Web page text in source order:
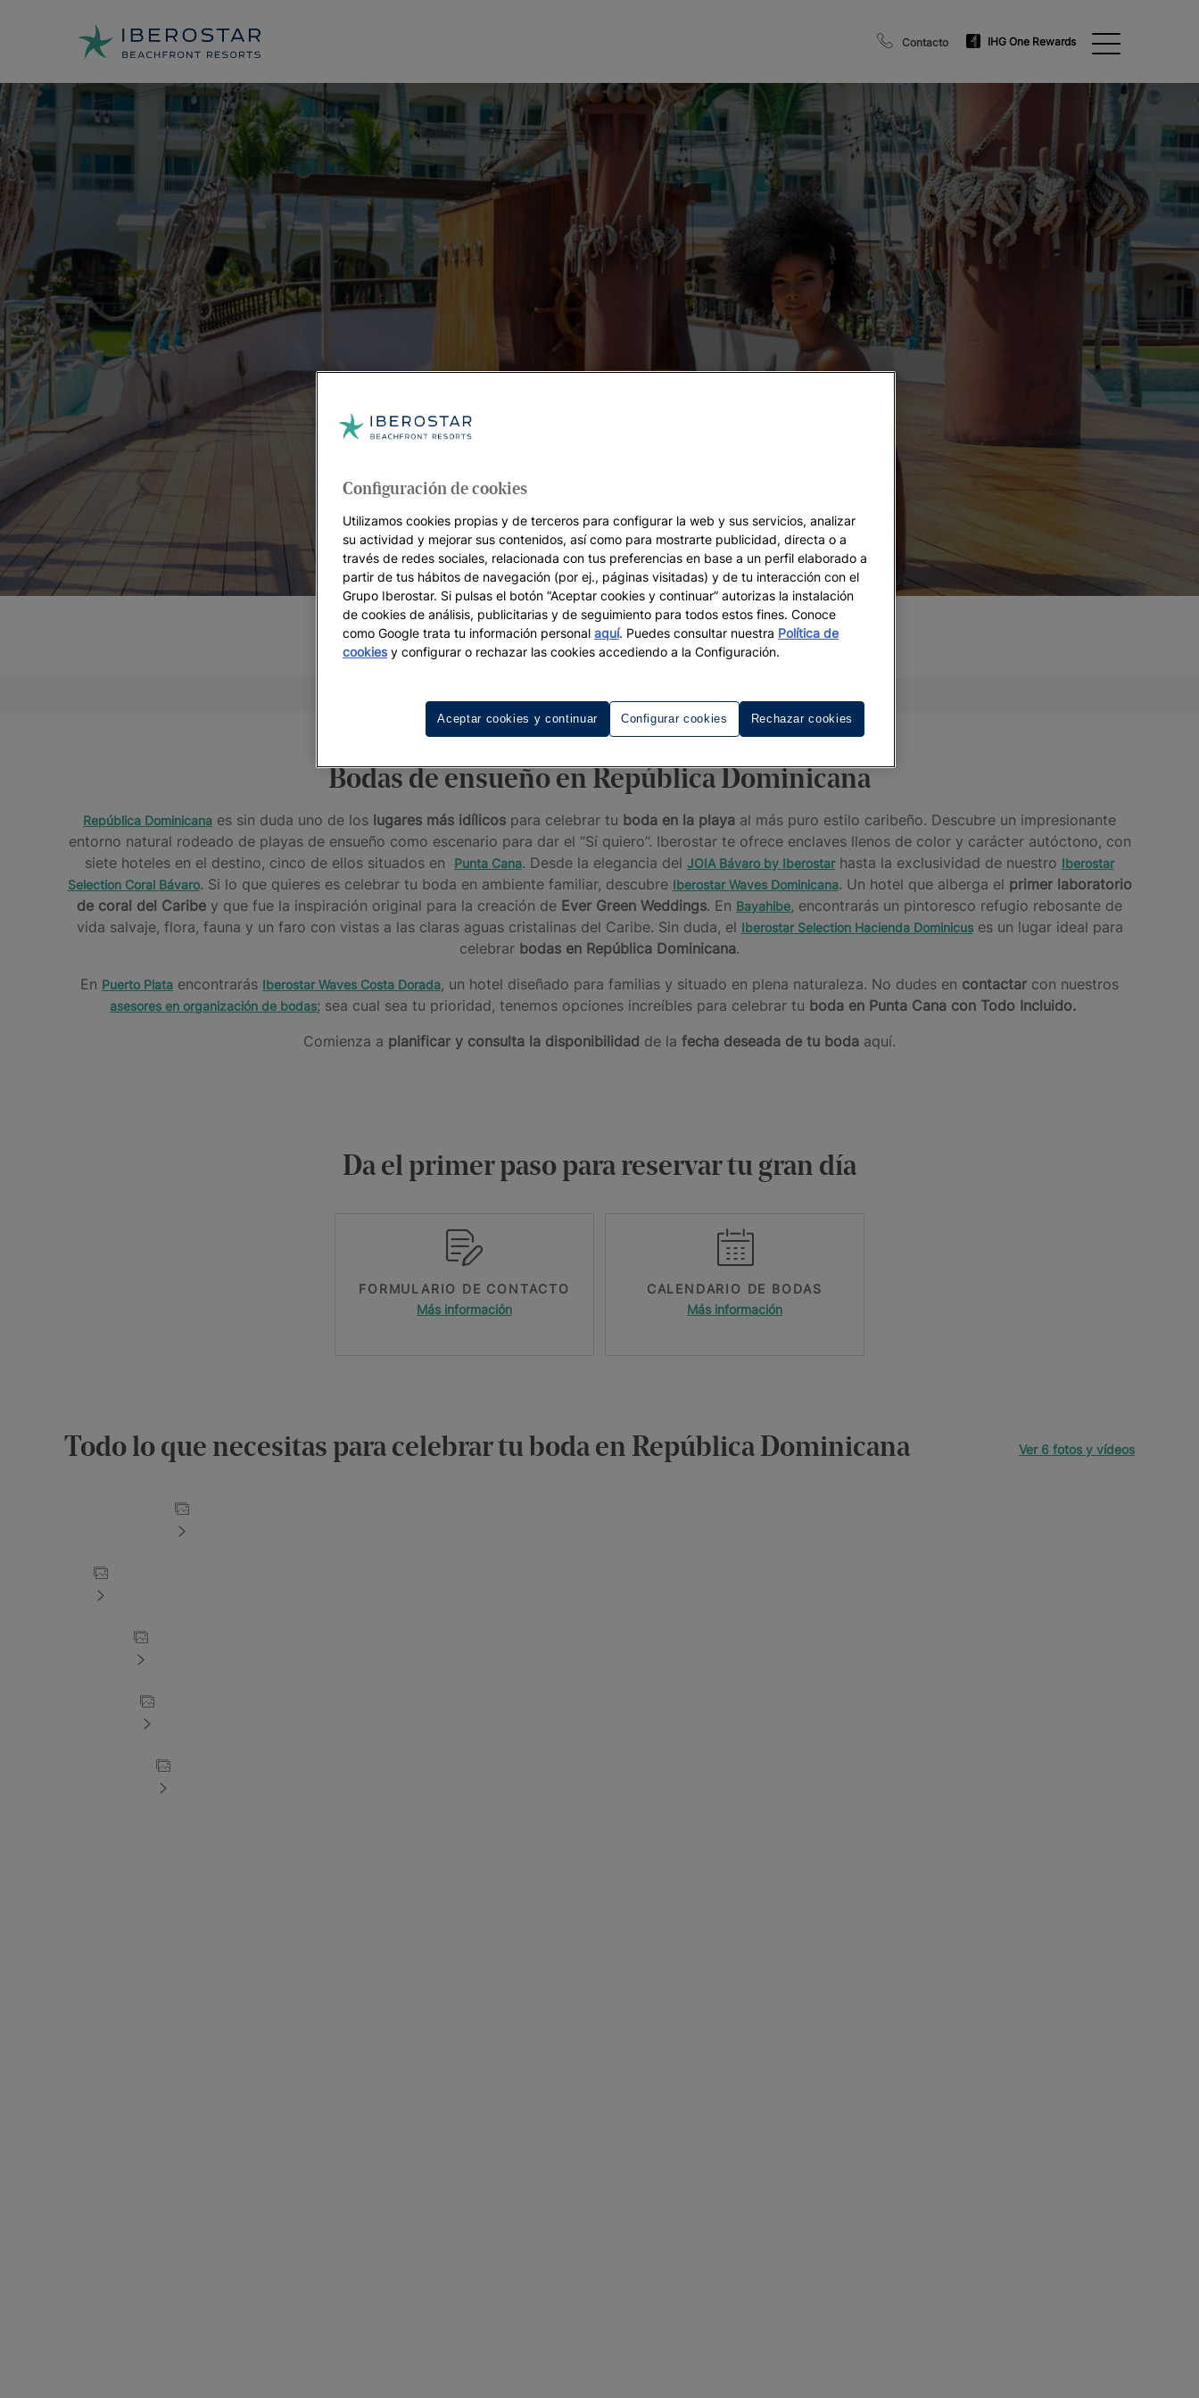
Contacto IHG One Rewards
Bodas de ensueño en República Dominicana
República Dominicana es sin duda uno de los lugares más idílicos para celebrar tu boda en la playa al más puro estilo caribeño. Descubre un impresionante
entorno natural rodeado de playas de ensueño como escenario para dar el “Sí quiero”. Iberostar te ofrece enclaves llenos de color y carácter autóctono, con
siete hoteles en el destino, cinco de ellos situados en
Punta Cana. Desde la elegancia del JOIA Bávaro by Iberostarhasta la exclusividad de nuestro Iberostar
Selection Coral Bávaro. Si lo que quieres es celebrar tu boda en ambiente familiar, descubre Iberostar Waves Dominicana. Un hotel que alberga el primer laboratorio
de coral del Caribe y que fue la inspiración original para la creación de Ever Green Weddings. En Bayahibe, encontrarás un pintoresco refugio rebosante de
vida salvaje, flora, fauna y un faro con vistas a las claras aguas cristalinas del Caribe. Sin duda, el Iberostar Selection Hacienda Dominicuses un lugar ideal para
celebrar bodas en República Dominicana.
En Puerto Plata encontrarás Iberostar Waves Costa Dorada, un hotel diseñado para familias y situado en plena naturaleza. No dudes en contactar con nuestros
asesores en organización de bodas; sea cual sea tu prioridad, tenemos opciones increíbles para celebrar tu boda en Punta Cana con Todo Incluido.
Comienza a planificar y consulta la disponibilidad de la fecha deseada de tu boda aquí.
Da el primer paso para reservar tu gran día
FORMULARIO DE CONTACTO
Más información
CALENDARIO DE BODAS
Más información
Todo lo que necesitas para celebrar tu boda en República Dominicana Ver 6 fotos y vídeos
Configuración de cookies
Utilizamos cookies propias y de terceros para configurar la web y sus servicios, analizar
su actividad y mejorar sus contenidos, así como para mostrarte publicidad, directa o a
través de redes sociales, relacionada con tus preferencias en base a un perfil elaborado a
partir de tus hábitos de navegación (por ej., páginas visitadas) y de tu interacción con el
Grupo Iberostar. Si pulsas el botón “Aceptar cookies y continuar” autorizas la instalación
de cookies de análisis, publicitarias y de seguimiento para todos estos fines. Conoce
como Google trata tu información personal aquí. Puedes consultar nuestra Política de
cookiesy configurar o rechazar las cookies accediendo a la Configuración.
Configurar cookies Rechazar cookies
Aceptar cookies y continuar